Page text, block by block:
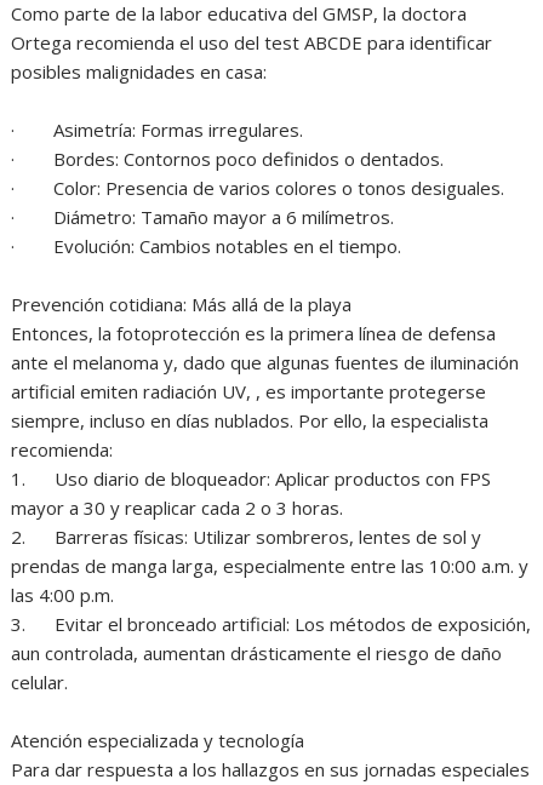
Como parte de la labor educativa del GMSP, la doctora
Ortega recomienda el uso del test ABCDE para identificar
posibles malignidades en casa:
· Asimetría: Formas irregulares.
· Bordes: Contornos poco definidos o dentados.
· Color: Presencia de varios colores o tonos desiguales.
· Diámetro: Tamaño mayor a 6 milímetros.
· Evolución: Cambios notables en el tiempo.
Prevención cotidiana: Más allá de la playa
Entonces, la fotoprotección es la primera línea de defensa
ante el melanoma y, dado que algunas fuentes de iluminación
artificial emiten radiación UV, , es importante protegerse
siempre, incluso en días nublados. Por ello, la especialista
recomienda:
1. Uso diario de bloqueador: Aplicar productos con FPS
mayor a 30 y reaplicar cada 2 o 3 horas.
2. Barreras físicas: Utilizar sombreros, lentes de sol y
prendas de manga larga, especialmente entre las 10:00 a.m. y
las 4:00 p.m.
3. Evitar el bronceado artificial: Los métodos de exposición,
aun controlada, aumentan drásticamente el riesgo de daño
celular.
Atención especializada y tecnología
Para dar respuesta a los hallazgos en sus jornadas especiales